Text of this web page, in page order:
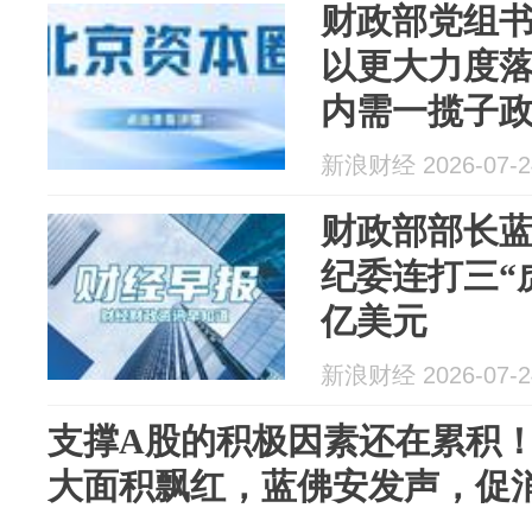
财政部党组
以更大力度
内需一揽子
新浪财经 2026-07-
财政部部长
纪委连打三
亿美元
新浪财经 2026-07-
支撑A股的积极因素还在累积
大面积飘红，蓝佛安发声，促